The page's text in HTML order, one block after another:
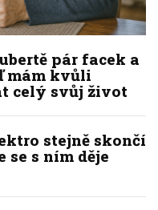
pár facek a
mám kvůli
celý svůj život
stejně skončí
se s ním děje